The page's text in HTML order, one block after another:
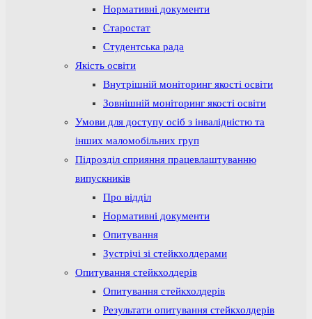
Нормативні документи
Старостат
Студентська рада
Якість освіти
Внутрішній моніторинг якості освіти
Зовнішній моніторинг якості освіти
Умови для доступу осіб з інвалідністю та
інших маломобільних груп
Підрозділ сприяння працевлаштуванню
випускників
Про відділ
Нормативні документи
Опитування
Зустрічі зі стейкхолдерами
Опитування стейкхолдерів
Опитування стейкхолдерів
Результати опитування стейкхолдерів